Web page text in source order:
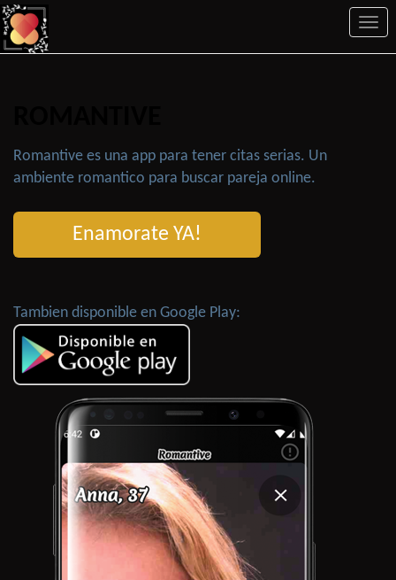
Romantive es una app para tener citas serias. Un
ambiente romantico para buscar pareja online.
Enamorate YA!
Tambien disponible en Google Play: